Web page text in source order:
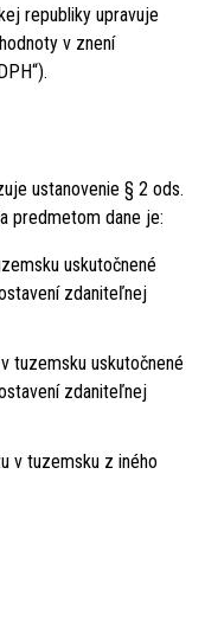
republiky upravuje
v znení
ustanovenie § 2 ods.
predmetom dane je:
uskutočnené
zdaniteľnej
tuzemsku uskutočnené
zdaniteľnej
v tuzemsku z iného